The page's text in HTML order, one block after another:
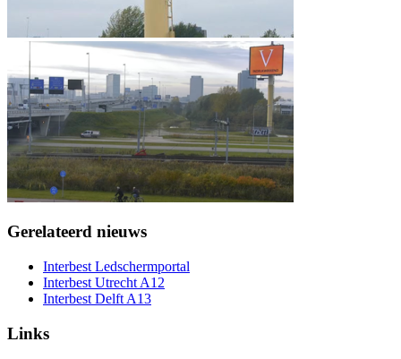
Gerelateerd nieuws
Interbest Ledschermportal
Interbest Utrecht A12
Interbest Delft A13
Links